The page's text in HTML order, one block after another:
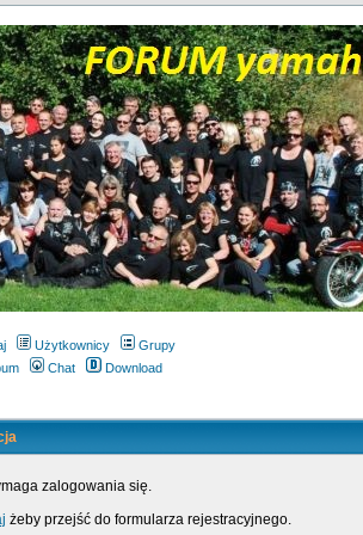
Użytkownicy
Grupy
Chat Download
zalogowania się.
żeby przejść do formularza rejestracyjnego.